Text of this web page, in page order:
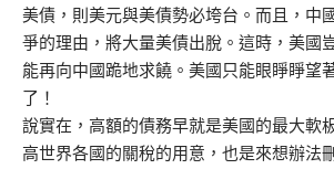
美債，則美元與美債勢必垮台。而且，中
爭的理由，將大量美債出脫。這時，美國
能再向中國跪地求饒。美國只能眼睜睜望
了！
說實在，高額的債務早就是美國的最大軟
高世界各國的關稅的用意，也是來想辦法